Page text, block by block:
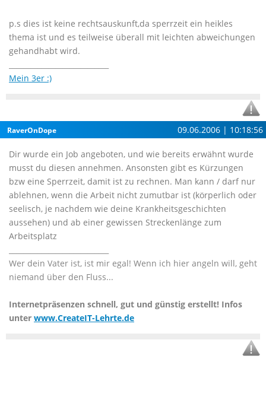
p.s dies ist keine rechtsauskunft,da sperrzeit ein heikles
thema ist und es teilweise überall mit leichten abweichungen
gehandhabt wird.
Mein 3er :)
RaverOnDope 09.06.2006 | 10:18:56
Dir wurde ein Job angeboten, und wie bereits erwähnt wurde
musst du diesen annehmen. Ansonsten gibt es Kürzungen
bzw eine Sperrzeit, damit ist zu rechnen. Man kann / darf nur
ablehnen, wenn die Arbeit nicht zumutbar ist (körperlich oder
seelisch, je nachdem wie deine Krankheitsgeschichten
aussehen) und ab einer gewissen Streckenlänge zum
Arbeitsplatz
Wer dein Vater ist, ist mir egal! Wenn ich hier angeln will, geht
niemand über den Fluss...
Internetpräsenzen schnell, gut und günstig erstellt! Infos
unter www.CreateIT-Lehrte.de